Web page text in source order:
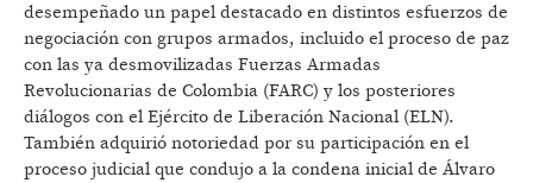
desempeñado un papel destacado en distintos esfuerzos de
negociación con grupos armados, incluido el proceso de paz
con las ya desmovilizadas Fuerzas Armadas
Revolucionarias de Colombia (FARC) y los posteriores
diálogos con el Ejército de Liberación Nacional (ELN).
También adquirió notoriedad por su participación en el
proceso judicial que condujo a la condena inicial de Álvaro